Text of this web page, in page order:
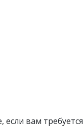
вам требуется